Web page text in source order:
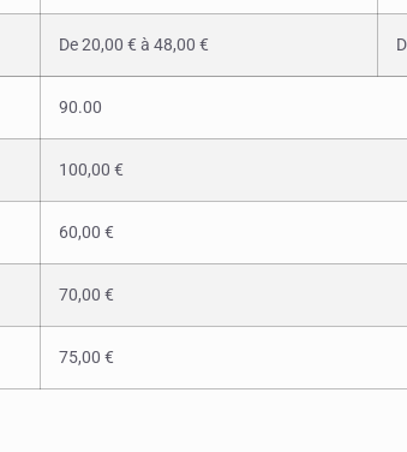
De 20,00 € à 48,00 €
90.00
100,00 €
60,00 €
70,00 €
75,00 €